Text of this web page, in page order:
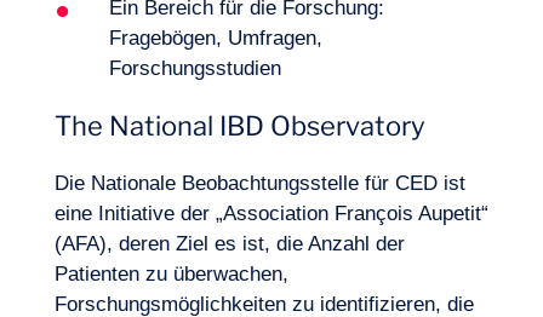
Ein Bereich für die Forschung:
Fragebögen, Umfragen,
Forschungsstudien
The National IBD Observatory
Die Nationale Beobachtungsstelle für CED ist
eine Initiative der „Association François Aupetit“
(AFA), deren Ziel es ist, die Anzahl der
Patienten zu überwachen,
Forschungsmöglichkeiten zu identifizieren, die